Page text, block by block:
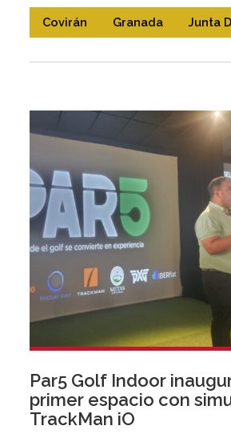
Covirán Granada Junta
Par5 Golf Indoor
primer espacio con
TrackMan iO